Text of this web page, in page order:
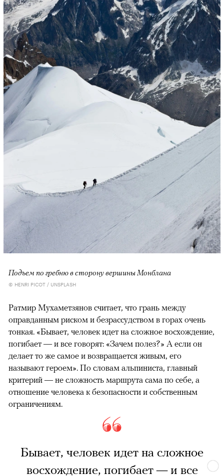
Подъем по гребню в сторону вершины Монблана
© HENRI PICOT / UNSPLASH
Ратмир Мухаметзянов считает, что грань между
оправданным риском и безрассудством в горах очень
тонкая. «Бывает, человек идет на сложное восхождение,
погибает — и все говорят: «Зачем полез?» А если он
делает то же самое и возвращается живым, его
называют героем». По словам альпиниста, главный
критерий — не сложность маршрута сама по себе, а
отношение человека к безопасности и собственным
ограничениям.
Бывает, человек идет на сложное
восхождение, погибает — и все